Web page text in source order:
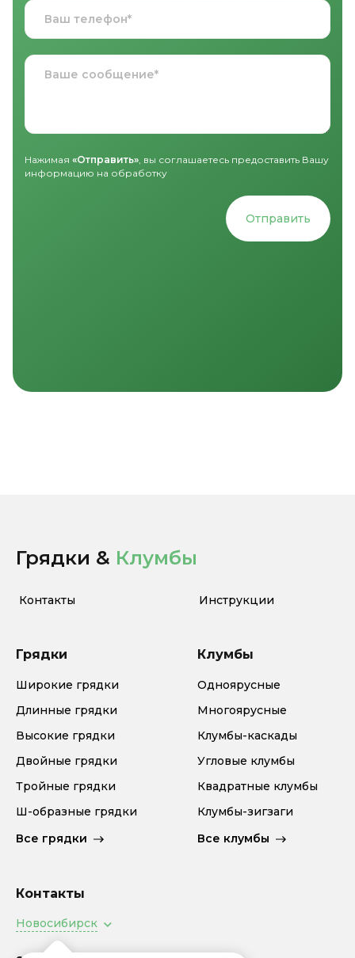
Нажимая «Отправить» , вы соглашаетесь предоставить Вашу
информацию на обработку
Отправить
Грядки & Клумбы
Контакты Инструкции
Грядки
Широкие грядки
Длинные грядки
Высокие грядки
Двойные грядки
Тройные грядки
Ш-образные грядки
Все грядки
Клумбы
Одноярусные
Многоярусные
Клумбы-каскады
Угловые клумбы
Квадратные клумбы
Клумбы-зигзаги
Все клумбы
Контакты
Новосибирск